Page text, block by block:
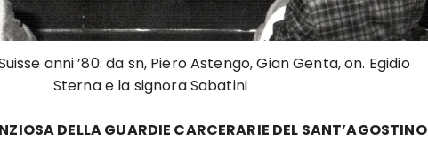
anni ’80: da sn, Piero Astengo, Gian Genta, on. Egidio
Sterna e la signora Sabatini
DELLA GUARDIE CARCERARIE DEL SANT’AGOSTINO